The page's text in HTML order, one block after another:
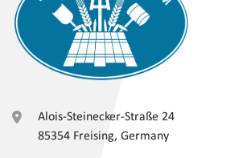
Alois-Steinecker-Straße 24
85354 Freising, Germany